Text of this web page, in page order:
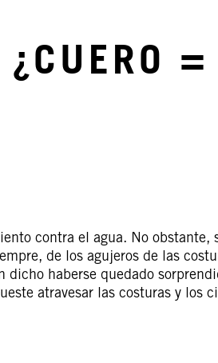
¿CUERO
contra el agua. No obstante,
de los agujeros de las
haberse quedado
atravesar las costuras y los